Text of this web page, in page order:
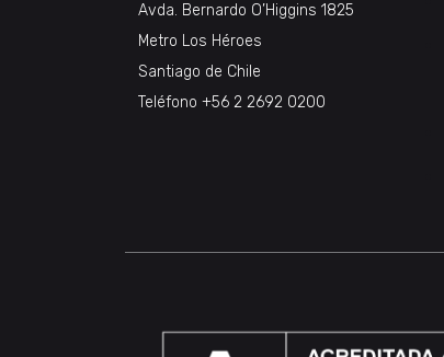
Avda. Bernardo O’Higgins 1825
Metro Los Héroes
Santiago de Chile
Teléfono +56 2 2692 0200